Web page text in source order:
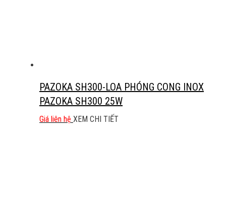
PAZOKA SH300-LOA PHÓNG CONG INOX
PAZOKA SH300 25W
Giá liên hệ XEM CHI TIẾT